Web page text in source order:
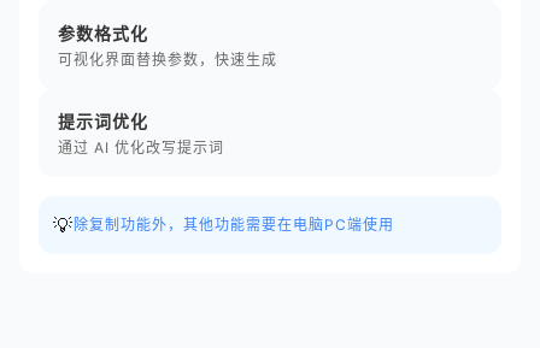
参数格式化
可视化界面替换参数，快速生成
提示词优化
通过 AI 优化改写提示词
💡 除复制功能外，其他功能需要在电脑PC端使用